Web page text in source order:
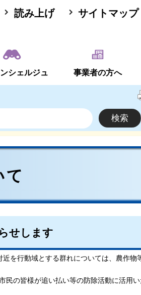
読み上げ サイトマップ
シェルジュ 事業者の方へ
て
せします
を行動域とする群れについては、農作物
の皆様が追い払い等の防除活動に活用